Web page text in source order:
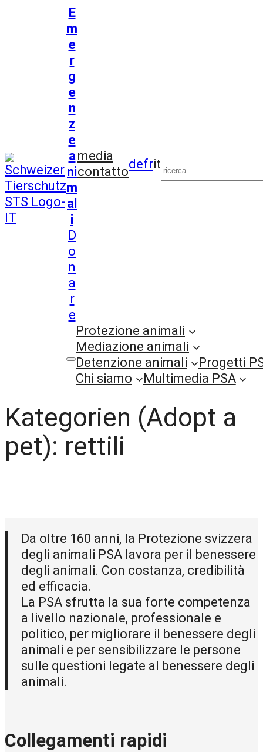
E
m
e
r
g
e
n
z
e
a
ni
m
al
i
D
o
n
a
r
e
media
contatto
defrit
Protezione animali
Mediazione animali
Detenzione animali
Progetti
Chi siamo
Multimedia PSA
Kategorien (Adopt a
pet): rettili
Da oltre 160 anni, la Protezione svizzera
degli animali PSA lavora per il benessere
degli animali. Con costanza, credibilità
ed efficacia.
La PSA sfrutta la sua forte competenza
a livello nazionale, professionale e
politico, per migliorare il benessere degli
animali e per sensibilizzare le persone
sulle questioni legate al benessere degli
animali.
Collegamenti rapidi